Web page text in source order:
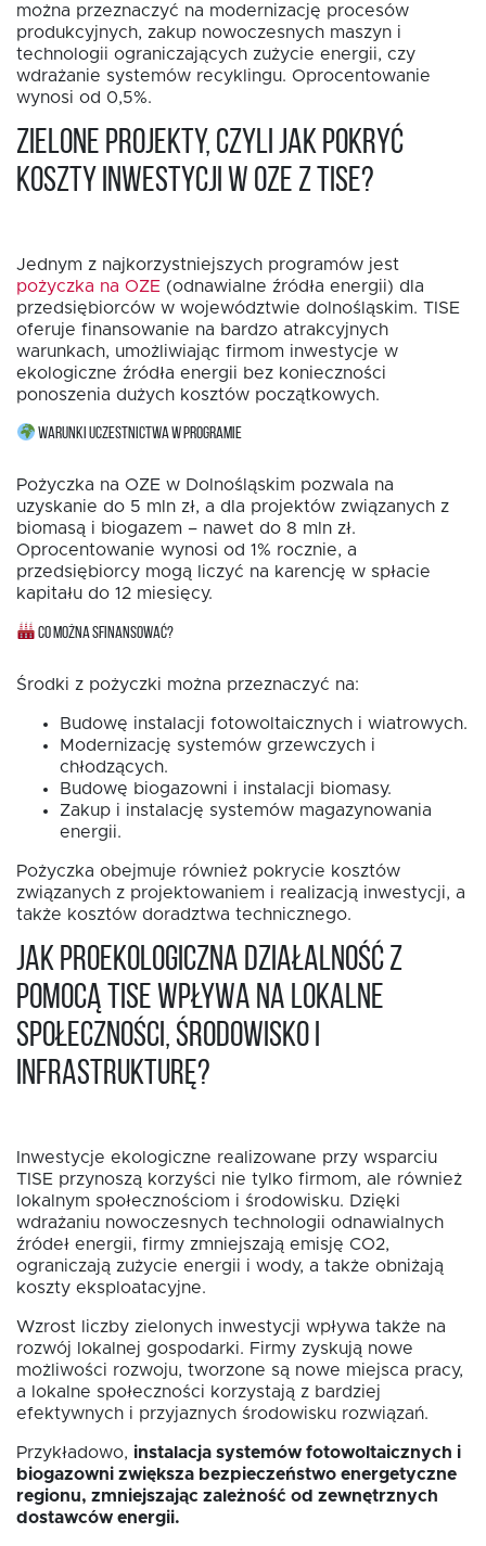
można przeznaczyć na modernizację procesów
produkcyjnych, zakup nowoczesnych maszyn i
technologii ograniczających zużycie energii, czy
wdrażanie systemów recyklingu. Oprocentowanie
wynosi od 0,5%.
Zielone projekty, czyli jak pokryć
koszty inwestycji w OZE z TISE?
Jednym z najkorzystniejszych programów jest
pożyczka na OZE (odnawialne źródła energii) dla
przedsiębiorców w województwie dolnośląskim. TISE
oferuje finansowanie na bardzo atrakcyjnych
warunkach, umożliwiając firmom inwestycje w
ekologiczne źródła energii bez konieczności
ponoszenia dużych kosztów początkowych.
WARUNKI UCZESTNICTWA W PROGRAMIE
Pożyczka na OZE w Dolnośląskim pozwala na
uzyskanie do 5 mln zł, a dla projektów związanych z
biomasą i biogazem – nawet do 8 mln zł.
Oprocentowanie wynosi od 1% rocznie, a
przedsiębiorcy mogą liczyć na karencję w spłacie
kapitału do 12 miesięcy.
CO MOŻNA SFINANSOWAĆ?
Środki z pożyczki można przeznaczyć na:
Budowę instalacji fotowoltaicznych i wiatrowych.
Modernizację systemów grzewczych i
chłodzących.
Budowę biogazowni i instalacji biomasy.
Zakup i instalację systemów magazynowania
energii.
Pożyczka obejmuje również pokrycie kosztów
związanych z projektowaniem i realizacją inwestycji, a
także kosztów doradztwa technicznego.
Jak proekologiczna działalność z
pomocą TISE wpływa na lokalne
społeczności, środowisko i
infrastrukturę?
Inwestycje ekologiczne realizowane przy wsparciu
TISE przynoszą korzyści nie tylko firmom, ale również
lokalnym społecznościom i środowisku. Dzięki
wdrażaniu nowoczesnych technologii odnawialnych
źródeł energii, firmy zmniejszają emisję CO2,
ograniczają zużycie energii i wody, a także obniżają
koszty eksploatacyjne.
Wzrost liczby zielonych inwestycji wpływa także na
rozwój lokalnej gospodarki. Firmy zyskują nowe
możliwości rozwoju, tworzone są nowe miejsca pracy,
a lokalne społeczności korzystają z bardziej
efektywnych i przyjaznych środowisku rozwiązań.
Przykładowo, instalacja systemów fotowoltaicznych i
biogazowni zwiększa bezpieczeństwo energetyczne
regionu, zmniejszając zależność od zewnętrznych
dostawców energii.